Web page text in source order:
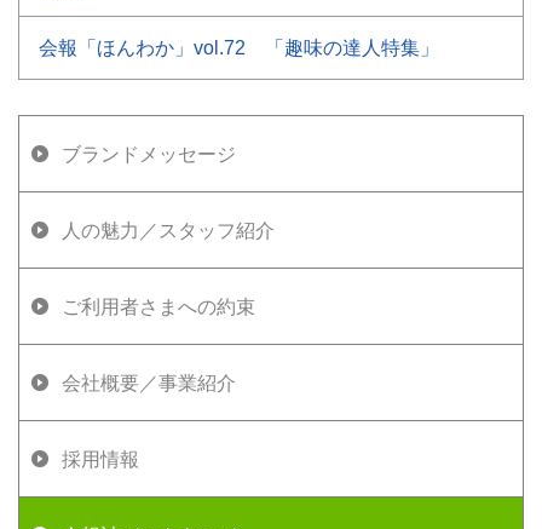
会報「ほんわか」vol.72 「趣味の達人特集」
ブランドメッセージ
人の魅力／スタッフ紹介
ご利用者さまへの約束
会社概要／事業紹介
採用情報